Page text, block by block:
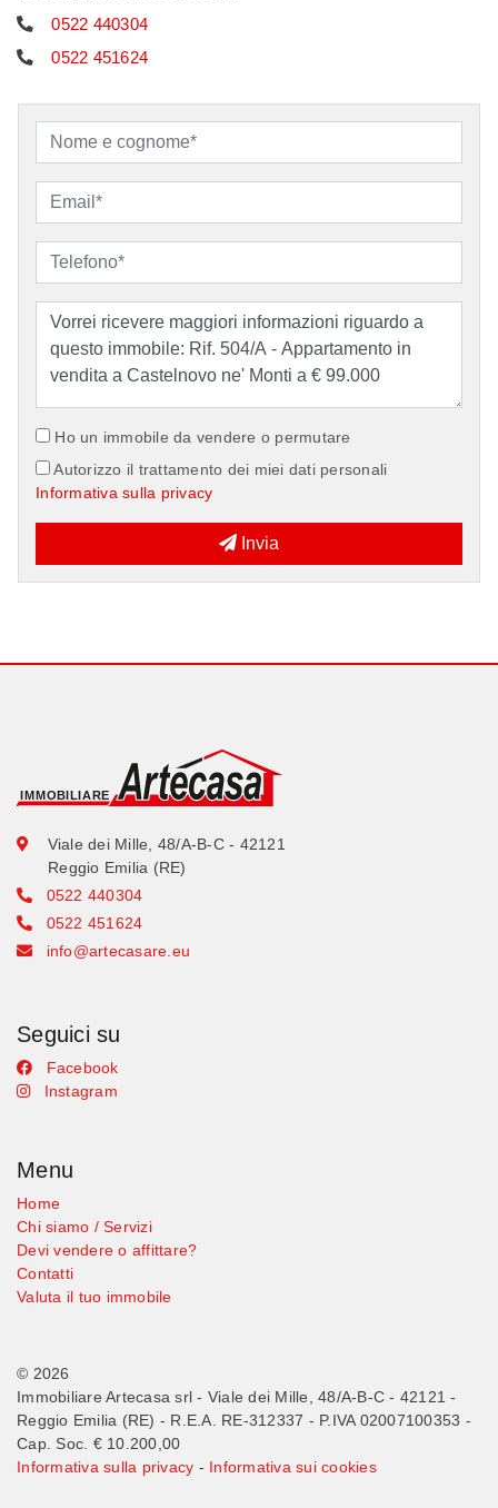
0522 440304
0522 451624
Ho un immobile da vendere o permutare
Autorizzo il trattamento dei miei dati personali
Informativa sulla privacy
Invia
Viale dei Mille, 48/A-B-C - 42121
Reggio Emilia (RE)
0522 440304
0522 451624
info@artecasare.eu
Seguici su
Facebook
Instagram
Menu
Home
Chi siamo / Servizi
Devi vendere o affittare?
Contatti
Valuta il tuo immobile
© 2026
Immobiliare Artecasa srl - Viale dei Mille, 48/A-B-C - 42121 -
Reggio Emilia (RE) - R.E.A. RE-312337 - P.IVA 02007100353 -
Cap. Soc. € 10.200,00
Informativa sulla privacy - Informativa sui cookies